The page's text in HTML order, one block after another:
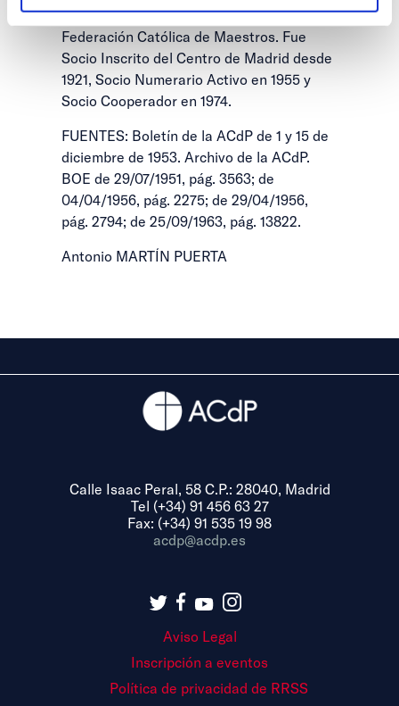
Juventud de Acción Católica y a la
Federación Católica de Maestros. Fue
Socio Inscrito del Centro de Madrid desde
1921, Socio Numerario Activo en 1955 y
Socio Cooperador en 1974.
FUENTES: Boletín de la ACdP de 1 y 15 de
diciembre de 1953. Archivo de la ACdP.
BOE de 29/07/1951, pág. 3563; de
04/04/1956, pág. 2275; de 29/04/1956,
pág. 2794; de 25/09/1963, pág. 13822.
Antonio MARTÍN PUERTA
Calle Isaac Peral, 58 C.P.: 28040, Madrid
Tel (+34) 91 456 63 27
Fax: (+34) 91 535 19 98
acdp@acdp.es
Aviso Legal
Inscripción a eventos
Política de privacidad de RRSS